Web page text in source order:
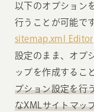
以下のオプション
行うことが可能です
sitemap.xml Editor
設定のまま、オプ
ップを作成するこ
プション設定を行
なXMLサイトマッ